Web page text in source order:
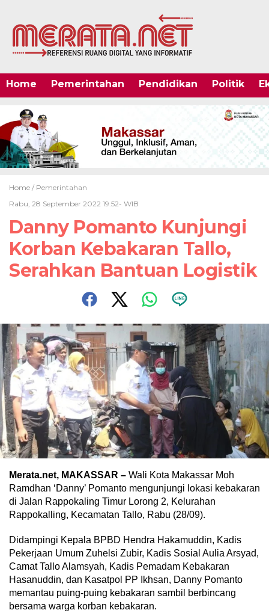
Home Pemerintahan Pendidikan Politik
Home / Pemerintahan
Rabu, 28 September 2022 19:52- WIB
Danny Pomanto Kunjungi
Korban Kebakaran Tallo,
Serahkan Bantuan Logistik
Merata.net, MAKASSAR – Wali Kota Makassar Moh
Ramdhan ‘Danny’ Pomanto mengunjungi lokasi kebakaran
di Jalan Rappokaling Timur Lorong 2, Kelurahan
Rappokalling, Kecamatan Tallo, Rabu (28/09).
Didampingi Kepala BPBD Hendra Hakamuddin, Kadis
Pekerjaan Umum Zuhelsi Zubir, Kadis Sosial Aulia Arsyad,
Camat Tallo Alamsyah, Kadis Pemadam Kebakaran
Hasanuddin, dan Kasatpol PP Ikhsan, Danny Pomanto
memantau puing-puing kebakaran sambil berbincang
bersama warga korban kebakaran.